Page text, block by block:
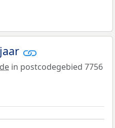
in postcodegebied 7756